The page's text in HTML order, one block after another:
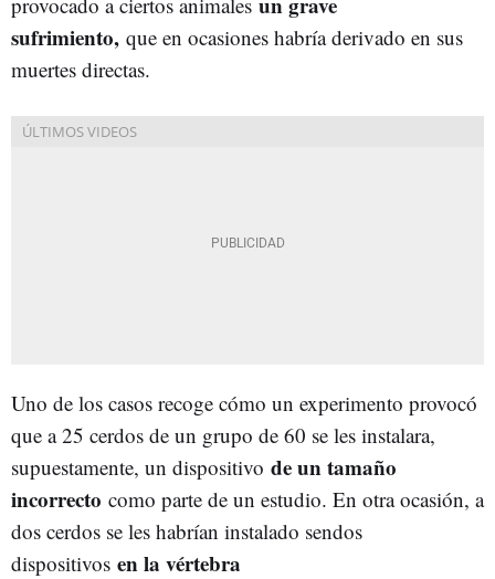
sufrimiento, que en ocasiones habría derivado en sus
muertes directas.
Uno de los casos recoge cómo un experimento provocó
que a 25 cerdos de un grupo de 60 se les instalara,
supuestamente, un dispositivo de un tamaño
incorrecto como parte de un estudio. En otra ocasión, a
dos cerdos se les habrían instalado sendos
dispositivos en la vértebra